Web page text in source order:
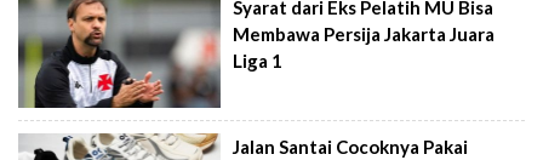
Syarat dari Eks Pelatih MU Bisa
Membawa Persija Jakarta Juara
Liga 1
Jalan Santai Cocoknya Pakai